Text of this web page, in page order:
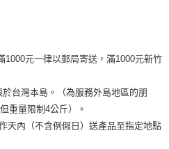
元一律以郵局寄送，滿1000元新竹
台灣本島。（為服務外島地區的朋
重量限制4公斤）。
天內（不含例假日）送產品至指定地點